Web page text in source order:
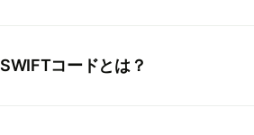
SWIFTコードとは？